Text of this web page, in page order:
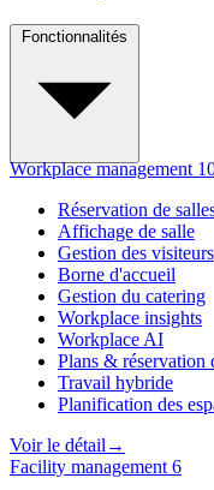
Workplace management
Réservation de
Affichage de salle
Gestion des visiteurs
Borne d'accueil
Gestion du catering
Workplace insights
Workplace AI
Plans & réservation
Travail hybride
Planification des
Voir le détail →
Facility management 6